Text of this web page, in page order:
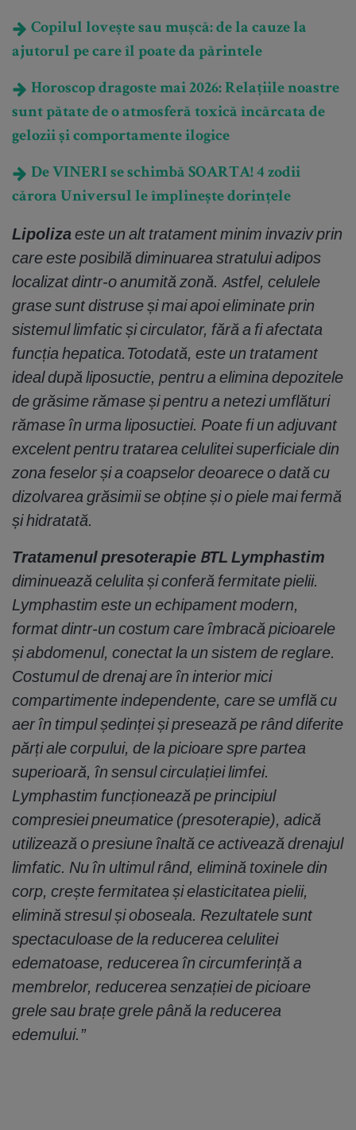
Copilul lovește sau mușcă: de la cauze la
ajutorul pe care îl poate da părintele
Horoscop dragoste mai 2026: Relațiile noastre
sunt pătate de o atmosferă toxică încărcata de
gelozii și comportamente ilogice
De VINERI se schimbă SOARTA! 4 zodii
cărora Universul le împlinește dorințele
Lipolizaeste un alt tratament minim invaziv prin
care este posibilă diminuarea stratului adipos
localizat dintr-o anumită zonă. Astfel, celulele
grase sunt distruse și mai apoi eliminate prin
sistemul limfatic și circulator, fără a fi afectata
funcția hepatica.Totodată, este un tratament
ideal după liposuctie, pentru a elimina depozitele
de grăsime rămase și pentru a netezi umflături
rămase în urma liposuctiei. Poate fi un adjuvant
excelent pentru tratarea celulitei superficiale din
zona feselor și a coapselor deoarece o dată cu
dizolvarea grăsimii se obține și o piele mai fermă
și hidratată.
Tratamenul presoterapie BTL Lymphastim
diminuează celulita și conferă fermitate pielii.
Lymphastim este un echipament modern,
format dintr-un costum care îmbracă picioarele
și abdomenul, conectat la un sistem de reglare.
Costumul de drenaj are în interior mici
compartimente independente, care se umflă cu
aer în timpul ședinței și presează pe rând diferite
părți ale corpului, de la picioare spre partea
superioară, în sensul circulației limfei.
Lymphastim funcționează pe principiul
compresiei pneumatice (presoterapie), adică
utilizează o presiune înaltă ce activează drenajul
limfatic. Nu în ultimul rând, elimină toxinele din
corp, crește fermitatea și elasticitatea pielii,
elimină stresul și oboseala. Rezultatele sunt
spectaculoase de la reducerea celulitei
edematoase, reducerea în circumferință a
membrelor, reducerea senzației de picioare
grele sau brațe grele până la reducerea
edemului.”